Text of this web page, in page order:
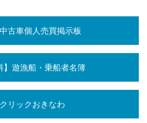
古車個人売買掲示板
】遊漁船・乗船者名簿
クリックおきなわ